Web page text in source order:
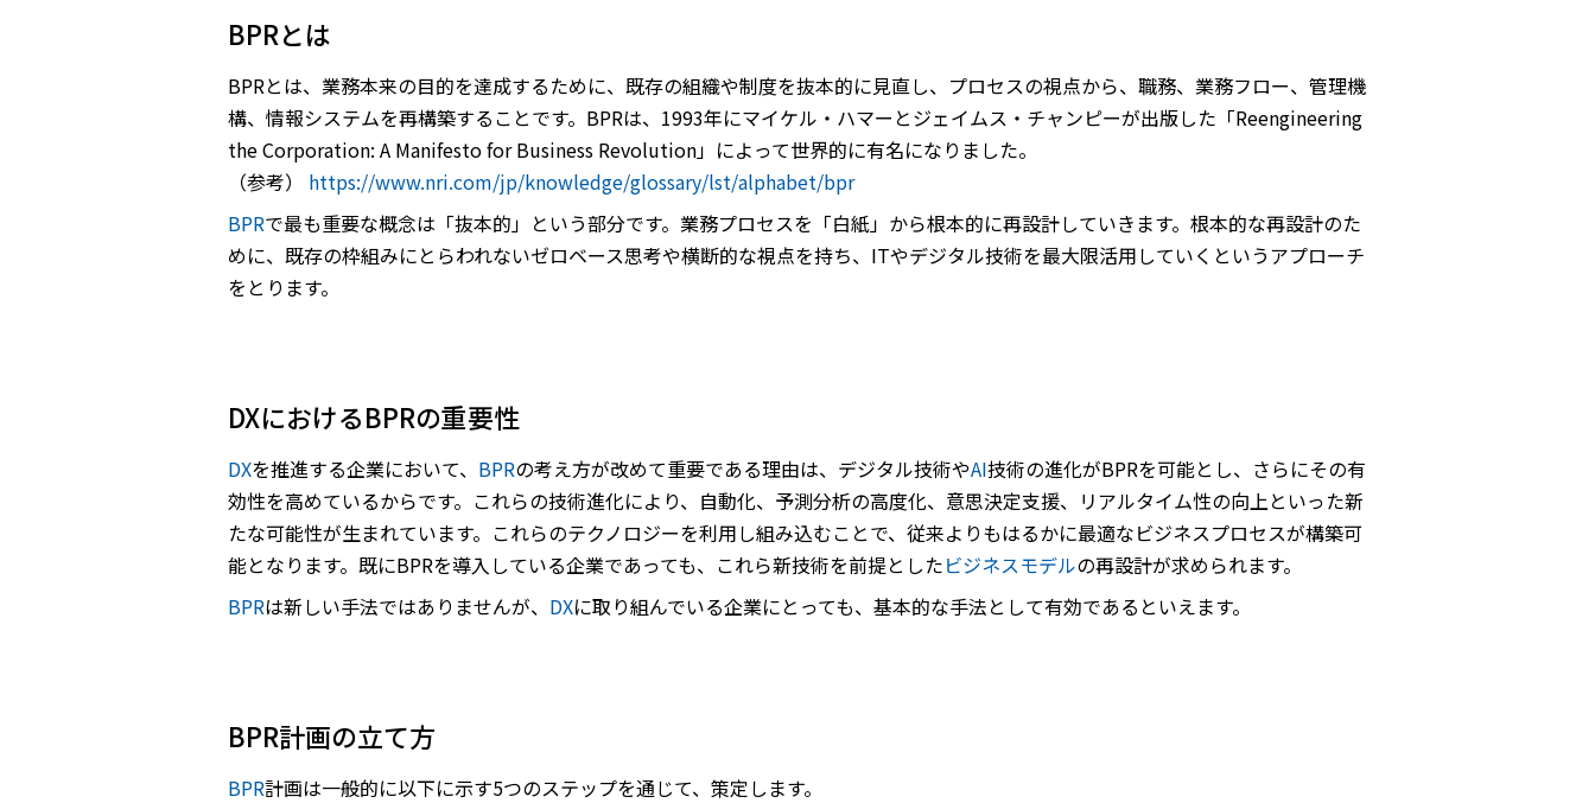
BPRとは
BPRとは、業務本来の目的を達成するために、既存の組織や制度を抜本的に見直し、プロセスの視点から、職務、業務フロー、管理機
構、情報システムを再構築することです。BPRは、1993年にマイケル・ハマーとジェイムス・チャンピーが出版した「Reengineering
the Corporation: A Manifesto for Business Revolution」によって世界的に有名になりました。
（参考） https://www.nri.com/jp/knowledge/glossary/lst/alphabet/bpr
BPRで最も重要な概念は「抜本的」という部分です。業務プロセスを「白紙」から根本的に再設計していきます。根本的な再設計のた
めに、既存の枠組みにとらわれないゼロベース思考や横断的な視点を持ち、ITやデジタル技術を最大限活用していくというアプローチ
をとります。
DXにおけるBPRの重要性
DXを推進する企業において、 BPRの考え方が改めて重要である理由は、デジタル技術やAI技術の進化がBPRを可能とし、さらにその有
効性を高めているからです。これらの技術進化により、自動化、予測分析の高度化、意思決定支援、リアルタイム性の向上といった新
たな可能性が生まれています。これらのテクノロジーを利用し組み込むことで、従来よりもはるかに最適なビジネスプロセスが構築可
能となります。既にBPRを導入している企業であっても、これら新技術を前提としたビジネスモデルの再設計が求められます。
BPRは新しい手法ではありませんが、 DXに取り組んでいる企業にとっても、基本的な手法として有効であるといえます。
BPR計画の立て方
BPR計画は一般的に以下に示す5つのステップを通じて、策定します。